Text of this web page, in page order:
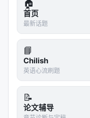
论文：
GitHub
：https://
快速开始
from poet_torch
config =
model =
optimizer =
🏠
首页
最新话题
📘
Chilish
英语心流刷题
📝
论文辅导